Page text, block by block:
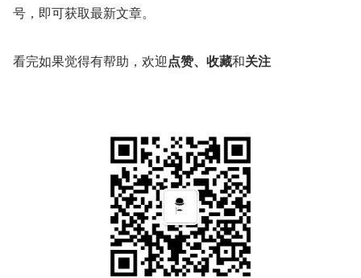
号，即可获取最新文章。
看完如果觉得有帮助，欢迎点赞、收藏和关注